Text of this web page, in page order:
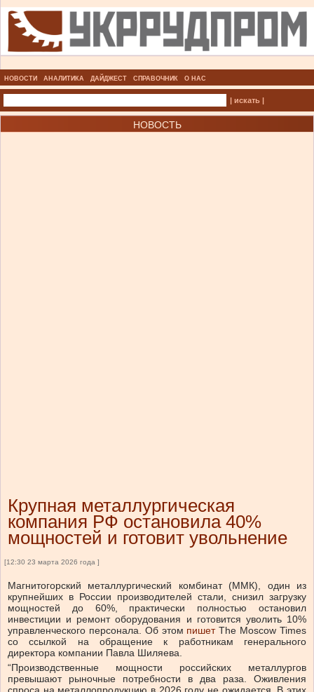
НОВОСТИ АНАЛИТИКА ДАЙДЖЕСТ СПРАВОЧНИК О НАС
| искать |
НОВОСТЬ
Крупная металлургическая
компания РФ остановила 40%
мощностей и готовит увольнение
[12:30 23 марта 2026 года ]
Магнитогорский металлургический комбинат (ММК), один из
крупнейших в России производителей стали, снизил загрузку
мощностей до 60%, практически полностью остановил
инвестиции и ремонт оборудования и готовится уволить 10%
управленческого персонала. Об этом пишет The Moscow Times
со ссылкой на обращение к работникам генерального
директора компании Павла Шиляева.
“Производственные мощности российских металлургов
превышают рыночные потребности в два раза. Оживления